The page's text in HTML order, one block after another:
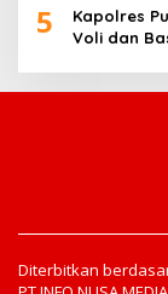
5
Kapolres
Voli dan
Diterbitkan